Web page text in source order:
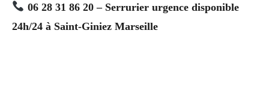
06 28 31 86 20 – Serrurier urgence disponible
24h/24 à Saint-Giniez Marseille